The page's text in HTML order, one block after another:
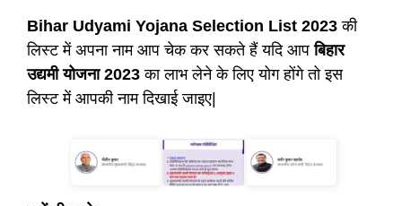
Bihar Udyami Yojana Selection List 2023 की
लिस्ट में अपना नाम आप चेक कर सकते हैं यदि आपबिहार
उद्यमी योजना 2023 का लाभ लेने के लिए योग होंगे तो इस
लिस्ट में आपकी नाम दिखाई जाइए|